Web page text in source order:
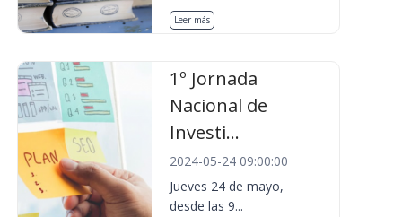
Leer más
1º Jornada
Nacional de
Investi...
2024-05-24 09:00:00
Jueves 24 de mayo,
desde las 9...